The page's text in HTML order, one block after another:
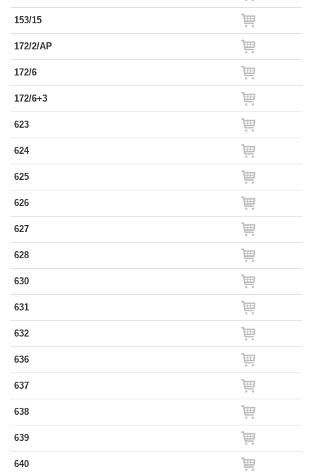
153/15
172/2/AP
172/6
172/6+3
623
624
625
626
627
628
630
631
632
636
637
638
639
640